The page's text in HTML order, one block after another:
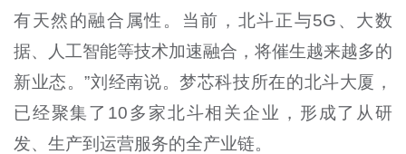
有天然的融合属性。当前，北斗正与5G、大数
据、人工智能等技术加速融合，将催生越来越多的
新业态。”刘经南说。梦芯科技所在的北斗大厦，
已经聚集了10多家北斗相关企业，形成了从研
发、生产到运营服务的全产业链。